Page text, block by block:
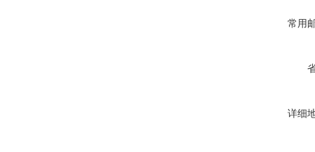
常用
详细